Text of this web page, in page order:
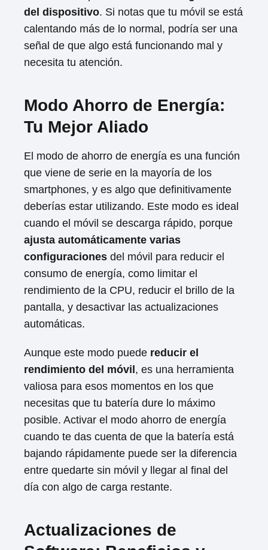
del dispositivo. Si notas que tu móvil se está
calentando más de lo normal, podría ser una
señal de que algo está funcionando mal y
necesita tu atención.
Modo Ahorro de Energía:
Tu Mejor Aliado
El modo de ahorro de energía es una función
que viene de serie en la mayoría de los
smartphones, y es algo que definitivamente
deberías estar utilizando. Este modo es ideal
cuando el móvil se descarga rápido, porque
ajusta automáticamente varias
configuraciones del móvil para reducir el
consumo de energía, como limitar el
rendimiento de la CPU, reducir el brillo de la
pantalla, y desactivar las actualizaciones
automáticas.
Aunque este modo puede reducir el
rendimiento del móvil , es una herramienta
valiosa para esos momentos en los que
necesitas que tu batería dure lo máximo
posible. Activar el modo ahorro de energía
cuando te das cuenta de que la batería está
bajando rápidamente puede ser la diferencia
entre quedarte sin móvil y llegar al final del
día con algo de carga restante.
Actualizaciones de